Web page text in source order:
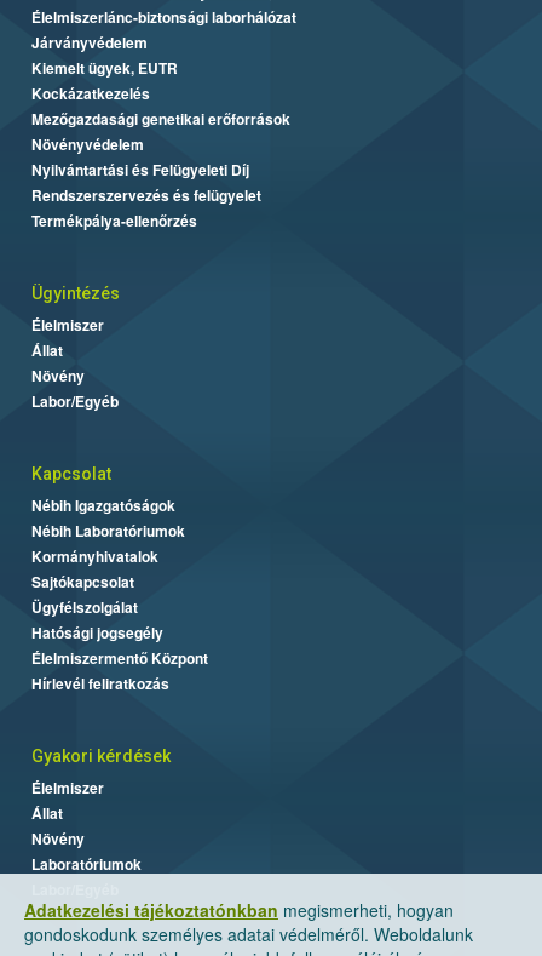
Adatkezelési tájékoztatónkban megismerheti, hogyan
gondoskodunk személyes adatai védelméről. Weboldalunk
Élelmiszerlánc-biztonsági laborhálózat
Járványvédelem
Kiemelt ügyek, EUTR
Kockázatkezelés
Mezőgazdasági genetikai erőforrások
Növényvédelem
Nyilvántartási és Felügyeleti Díj
Rendszerszervezés és felügyelet
Termékpálya-ellenőrzés
Ügyintézés
Élelmiszer
Állat
Növény
Labor/Egyéb
Kapcsolat
Nébih Igazgatóságok
Nébih Laboratóriumok
Kormányhivatalok
Sajtókapcsolat
Ügyfélszolgálat
Hatósági jogsegély
Élelmiszermentő Központ
Hírlevél feliratkozás
Gyakori kérdések
Élelmiszer
Állat
Növény
Laboratóriumok